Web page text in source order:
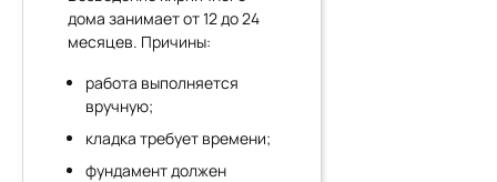
дома занимает от 12 до 24
месяцев. Причины:
работа выполняется
вручную;
кладка требует времени;
фундамент должен